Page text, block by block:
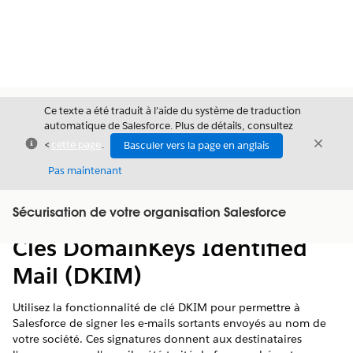
Fermer
Ce texte a été traduit à l’aide du système de traduction
automatique de Salesforce. Plus de détails, consultez
<cette page .
Basculer vers la page en anglais
Pas maintenant
Fermer
Sécurisation de votre organisation Salesforce
Afficher la table des matières
Table des
Clés DomainKeys Identified
Mail (DKIM)
Utilisez la fonctionnalité de clé DKIM pour permettre à
Salesforce de signer les e-mails sortants envoyés au nom de
votre société. Ces signatures donnent aux destinataires